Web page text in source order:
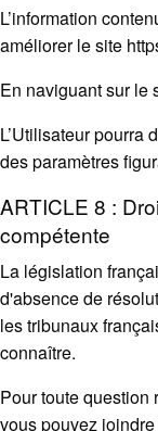
L’information
améliorer le site
En naviguant sur le
L’Utilisateur pourra
des paramètres
ARTICLE 8 :
compétente
La législation
d'absence de
les tribunaux
connaître.
Pour toute question
vous pouvez